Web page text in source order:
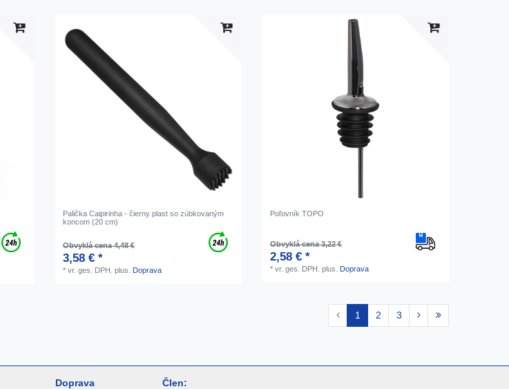
Palička Caipirinha - čierny plast so zúbkovaným
koncom (20 cm)
Obvyklá cena 4,48 €
3,58 € *
*vr. ges. DPH. plus. Doprava
Poľovník TOPO
Obvyklá cena 3,22 €
2,58 € *
*vr. ges. DPH. plus. Doprava
1 2 3
Doprava Člen: